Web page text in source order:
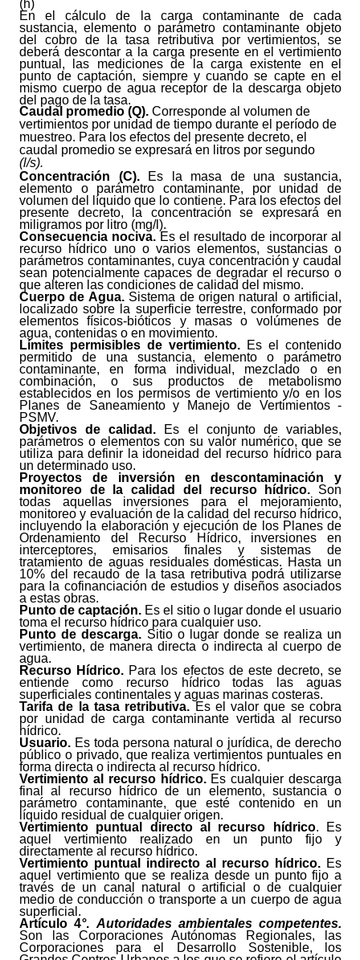
(h)
En el cálculo de la carga contaminante de cada
sustancia, elemento o parámetro contaminante objeto
del cobro de la tasa retributiva por vertimientos, se
deberá descontar a la carga presente en el vertimiento
puntual, las mediciones de la carga existente en el
punto de captación, siempre y cuando se capte en el
mismo cuerpo de agua receptor de la descarga objeto
del pago de la tasa.
Caudal promedio (Q). Corresponde al volumen de
vertimientos por unidad de tiempo durante el período de
muestreo. Para los efectos del presente decreto, el
caudal promedio se expresará en litros por segundo
(l/s).
Concentración (C).
Es la masa de una sustancia,
elemento o parámetro contaminante, por unidad de
volumen del líquido que lo contiene. Para los efectos del
presente decreto, la concentración se expresará en
miligramos por litro (mg/l).
Consecuencia nociva. Es el resultado de incorporar al
recurso hídrico uno o varios elementos, sustancias o
parámetros contaminantes, cuya concentración y caudal
sean potencialmente capaces de degradar el recurso o
que alteren las condiciones de calidad del mismo.
Cuerpo de Agua. Sistema de origen natural o artificial,
localizado sobre la superficie terrestre, conformado por
elementos físicos-bióticos y masas o volúmenes de
agua, contenidas o en movimiento.
Límites permisibles de vertimiento. Es el contenido
permitido de una sustancia, elemento o parámetro
contaminante, en forma individual, mezclado o en
combinación, o sus productos de metabolismo
establecidos en los permisos de vertimiento y/o en los
Planes de Saneamiento y Manejo de Vertimientos -
PSMV.
Objetivos de calidad. Es el conjunto de variables,
parámetros o elementos con su valor numérico, que se
utiliza para definir la idoneidad del recurso hídrico para
un determinado uso.
Proyectos de inversión en descontaminación y
monitoreo de la calidad del recurso hídrico. Son
todas aquellas inversiones para el mejoramiento,
monitoreo y evaluación de la calidad del recurso hídrico,
incluyendo la elaboración y ejecución de los Planes de
Ordenamiento del Recurso Hídrico, inversiones en
interceptores, emisarios finales y sistemas de
tratamiento de aguas residuales domésticas. Hasta un
10% del recaudo de la tasa retributiva podrá utilizarse
para la cofinanciación de estudios y diseños asociados
a estas obras.
Punto de captación. Es el sitio o lugar donde el usuario
toma el recurso hídrico para cualquier uso.
Punto de descarga. Sitio o lugar donde se realiza un
vertimiento, de manera directa o indirecta al cuerpo de
agua.
Recurso Hídrico. Para los efectos de este decreto, se
entiende como recurso hídrico todas las aguas
superficiales continentales y aguas marinas costeras.
Tarifa de la tasa retributiva. Es el valor que se cobra
por unidad de carga contaminante vertida al recurso
hídrico.
Usuario. Es toda persona natural o jurídica, de derecho
público o privado, que realiza vertimientos puntuales en
forma directa o indirecta al recurso hídrico.
Vertimiento al recurso hídrico. Es cualquier descarga
final al recurso hídrico de un elemento, sustancia o
parámetro contaminante, que esté contenido en un
líquido residual de cualquier origen.
Vertimiento puntual directo al recurso hídrico. Es
aquel vertimiento realizado en un punto fijo y
directamente al recurso hídrico.
Vertimiento puntual indirecto al recurso hídrico. Es
aquel vertimiento que se realiza desde un punto fijo a
través de un canal natural o artificial o de cualquier
medio de conducción o transporte a un cuerpo de agua
superficial.
Artículo 4°. Autoridades ambientales competentes.
Son las Corporaciones Autónomas Regionales, las
Corporaciones para el Desarrollo Sostenible, los